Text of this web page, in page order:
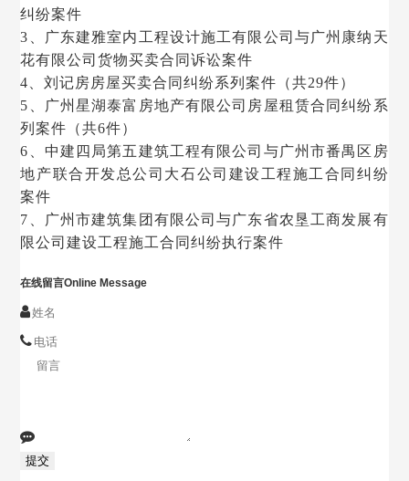
纠纷案件
3、广东建雅室内工程设计施工有限公司与广州康纳天
花有限公司货物买卖合同诉讼案件
4、刘记房房屋买卖合同纠纷系列案件（共29件）
5、广州星湖泰富房地产有限公司房屋租赁合同纠纷系
列案件（共6件）
6、中建四局第五建筑工程有限公司与广州市番禺区房
地产联合开发总公司大石公司建设工程施工合同纠纷
案件
7、广州市建筑集团有限公司与广东省农垦工商发展有
限公司建设工程施工合同纠纷执行案件
在线留言Online Message